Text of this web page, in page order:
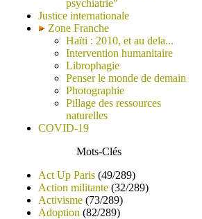
psychiatrie"
Justice internationale
Zone Franche
Haïti : 2010, et au dela...
Intervention humanitaire
Librophagie
Penser le monde de demain
Photographie
Pillage des ressources
naturelles
COVID-19
Mots-Clés
Act Up Paris (49/289)
Action militante (32/289)
Activisme (73/289)
Adoption (82/289)